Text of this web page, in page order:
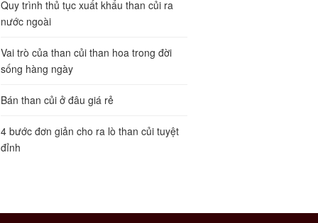
Quy trình thủ tục xuất khẩu than củi ra
nước ngoài
Vai trò của than củi than hoa trong đời
sống hàng ngày
Bán than củi ở đâu giá rẻ
4 bước đơn giản cho ra lò than củi tuyệt
đỉnh